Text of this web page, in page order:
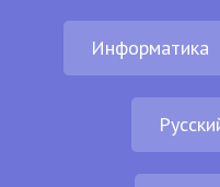
Информатика